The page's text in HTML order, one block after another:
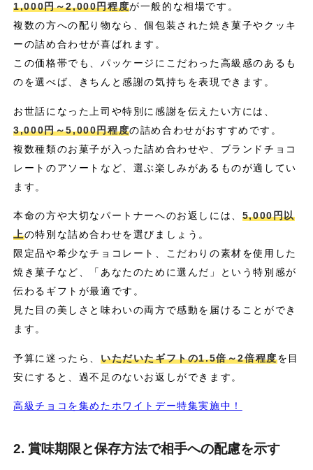
1,000円～2,000円程度が一般的な相場です。
複数の方への配り物なら、個包装された焼き菓子やクッキ
ーの詰め合わせが喜ばれます。
この価格帯でも、パッケージにこだわった高級感のあるも
のを選べば、きちんと感謝の気持ちを表現できます。
お世話になった上司や特別に感謝を伝えたい方には、
3,000円～5,000円程度の詰め合わせがおすすめです。
複数種類のお菓子が入った詰め合わせや、ブランドチョコ
レートのアソートなど、選ぶ楽しみがあるものが適してい
ます。
本命の方や大切なパートナーへのお返しには、 5,000円以
上の特別な詰め合わせを選びましょう。
限定品や希少なチョコレート、こだわりの素材を使用した
焼き菓子など、「あなたのために選んだ」という特別感が
伝わるギフトが最適です。
見た目の美しさと味わいの両方で感動を届けることができ
ます。
予算に迷ったら、 いただいたギフトの1.5倍～2倍程度を目
安にすると、過不足のないお返しができます。
高級チョコを集めたホワイトデー特集実施中！
2. 賞味期限と保存方法で相手への配慮を示す